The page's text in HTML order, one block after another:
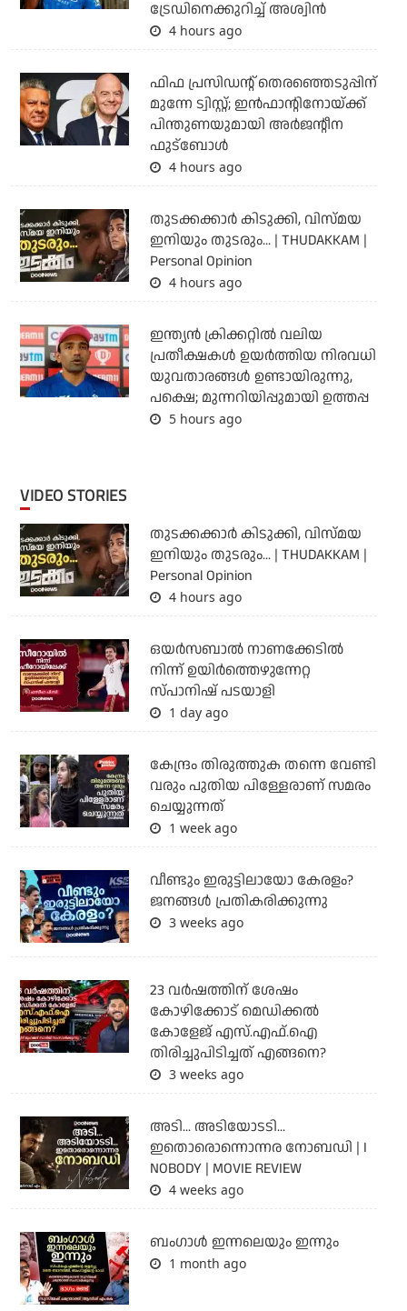
ട്രേഡിനെക്കുറിച്ച് അശ്വിന്‍
4 hours ago
ഫിഫ പ്രസിഡന്റ് തെരഞ്ഞെടുപ്പിന്
മുന്നേ ട്വിസ്റ്റ്; ഇന്‍ഫാന്റിനോയ്ക്ക്
പിന്തുണയുമായി അര്‍ജന്റീന
ഫുട്‌ബോള്‍
4 hours ago
തുടക്കക്കാര്‍ കിടുക്കി, വിസ്മയ
ഇനിയും തുടരും... | THUDAKKAM |
Personal Opinion
4 hours ago
ഇന്ത്യന്‍ ക്രിക്കറ്റില്‍ വലിയ
പ്രതീക്ഷകള്‍ ഉയര്‍ത്തിയ നിരവധി
യുവതാരങ്ങള്‍ ഉണ്ടായിരുന്നു,
പക്ഷെ; മുന്നറിയിപ്പുമായി ഉത്തപ്പ
5 hours ago
VIDEO STORIES
തുടക്കക്കാര്‍ കിടുക്കി, വിസ്മയ
ഇനിയും തുടരും... | THUDAKKAM |
Personal Opinion
4 hours ago
ഒയര്‍സബാൽ നാണക്കേടിൽ
നിന്ന് ഉയിർത്തെഴുന്നേറ്റ
സ്പാനിഷ് പടയാളി
1 day ago
കേന്ദ്രം തിരുത്തുക തന്നെ വേണ്ടി
വരും പുതിയ പിള്ളേരാണ് സമരം
ചെയ്യുന്നത്
1 week ago
വീണ്ടും ഇരുട്ടിലായോ കേരളം?
ജനങ്ങൾ പ്രതികരിക്കുന്നു
3 weeks ago
23 വർഷത്തിന് ശേഷം
കോഴിക്കോട് മെഡിക്കൽ
കോളേജ് എസ്.എഫ്.ഐ
തിരിച്ചുപിടിച്ചത് എങ്ങനെ?
3 weeks ago
അടി... അടിയോടടി...
ഇതൊരൊന്നൊന്നര നോബഡി | I
NOBODY | MOVIE REVIEW
4 weeks ago
ബംഗാള്‍ ഇന്നലെയും ഇന്നും
1 month ago